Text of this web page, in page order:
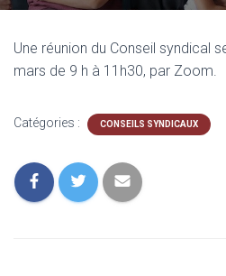
Une réunion du Conseil syndical
mars de 9 h à 11h30, par Zoom.
Catégories : CONSEILS SYNDICAUX